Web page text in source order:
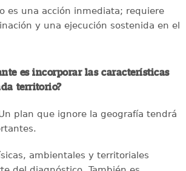
es una acción inmediata; requiere
y una ejecución sostenida en el
es incorporar las características
territorio?
plan que ignore la geografía tendrá
ambientales y territoriales